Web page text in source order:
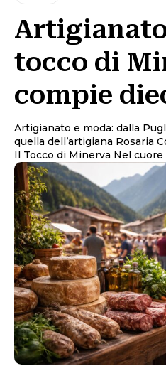
tocco di
compie
Artigianato e moda: dalla
quella dell’artigiana Rosaria
Il Tocco di